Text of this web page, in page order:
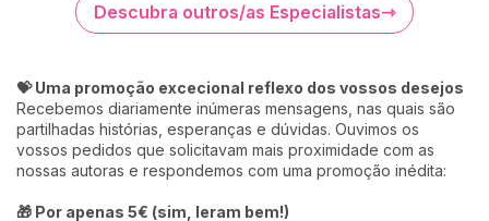
Descubra outros/as Especialistas
💝 Uma promoção excecional reflexo dos vossos desejos
Recebemos diariamente inúmeras mensagens, nas quais são
partilhadas histórias, esperanças e dúvidas. Ouvimos os
vossos pedidos que solicitavam mais proximidade com as
nossas autoras e respondemos com uma promoção inédita:
🎁 Por apenas 5€ (sim, leram bem!)